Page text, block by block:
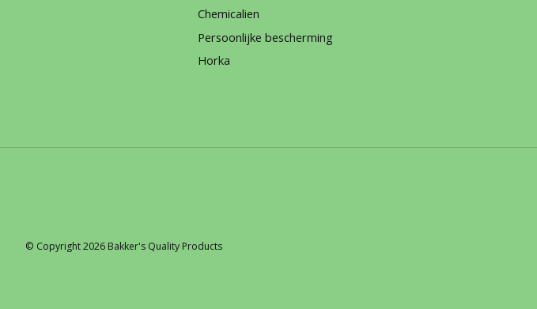
Chemicalien
Persoonlijke bescherming
Horka
© Copyright 2026 Bakker's Quality Products